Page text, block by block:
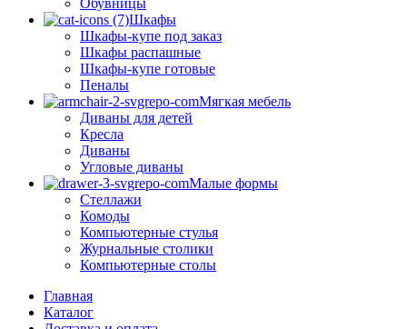
Шкафы
Шкафы-купе под заказ
Шкафы распашные
Шкафы-купе готовые
Пеналы
Мягкая мебель
Диваны для детей
Кресла
Диваны
Угловые диваны
Малые формы
Стеллажи
Комоды
Компьютерные стулья
Журнальные столики
Компьютерные столы
Главная
Каталог